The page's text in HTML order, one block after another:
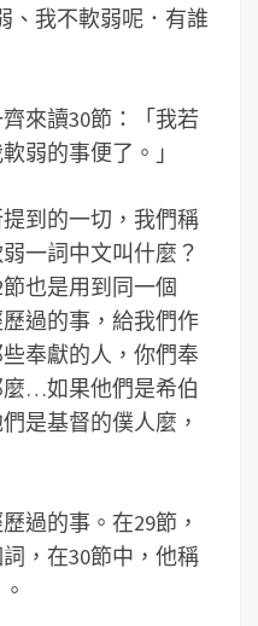
、我不軟弱呢．有誰
來讀30節：「我若
弱的事便了。」
到的一切，我們稱
一詞中文叫什麼？
也是用到同一個
過的事，給我們作
奉獻的人，你們奉
…如果他們是希伯
是基督的僕人麼，
過的事。在29節，
，在30節中，他稱